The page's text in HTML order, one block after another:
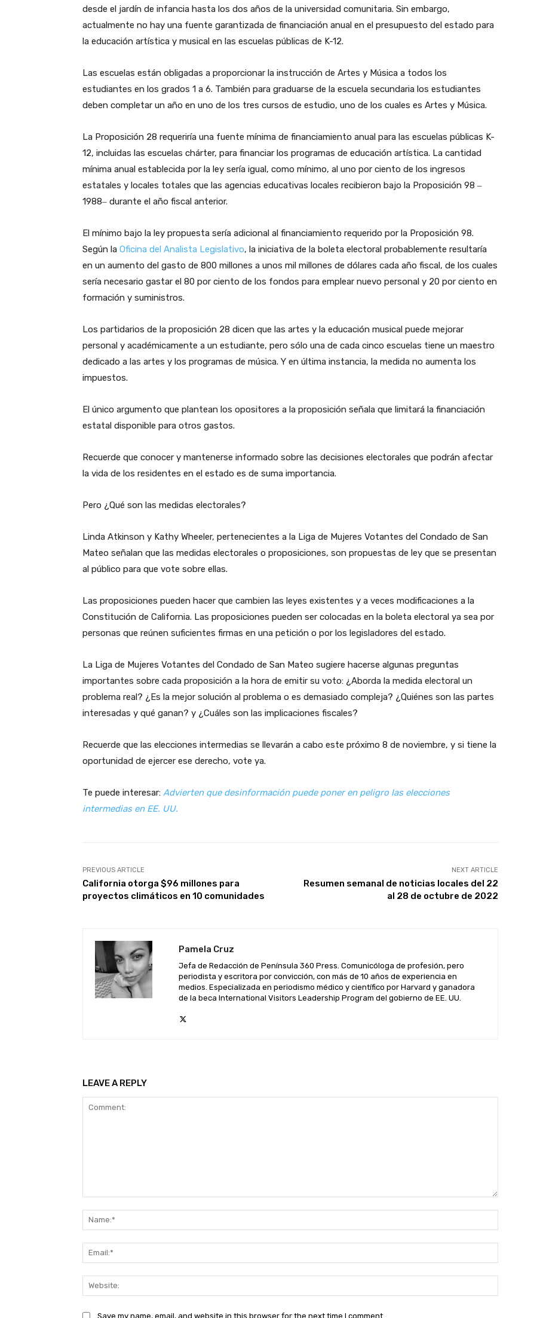
desde el jardín de infancia hasta los dos años de la universidad comunitaria. Sin embargo,
actualmente no hay una fuente garantizada de financiación anual en el presupuesto del estado para
la educación artística y musical en las escuelas públicas de K-12.
Las escuelas están obligadas a proporcionar la instrucción de Artes y Música a todos los
estudiantes en los grados 1 a 6. También para graduarse de la escuela secundaria los estudiantes
deben completar un año en uno de los tres cursos de estudio, uno de los cuales es Artes y Música.
La Proposición 28 requeriría una fuente mínima de financiamiento anual para las escuelas públicas K-
12, incluidas las escuelas chárter, para financiar los programas de educación artística. La cantidad
mínima anual establecida por la ley sería igual, como mínimo, al uno por ciento de los ingresos
estatales y locales totales que las agencias educativas locales recibieron bajo la Proposición 98 ‒
1988‒ durante el año fiscal anterior.
El mínimo bajo la ley propuesta sería adicional al financiamiento requerido por la Proposición 98.
Según la Oficina del Analista Legislativo, la iniciativa de la boleta electoral probablemente resultaría
en un aumento del gasto de 800 millones a unos mil millones de dólares cada año fiscal, de los cuales
sería necesario gastar el 80 por ciento de los fondos para emplear nuevo personal y 20 por ciento en
formación y suministros.
Los partidarios de la proposición 28 dicen que las artes y la educación musical puede mejorar
personal y académicamente a un estudiante, pero sólo una de cada cinco escuelas tiene un maestro
dedicado a las artes y los programas de música. Y en última instancia, la medida no aumenta los
impuestos.
El único argumento que plantean los opositores a la proposición señala que limitará la financiación
estatal disponible para otros gastos.
Recuerde que conocer y mantenerse informado sobre las decisiones electorales que podrán afectar
la vida de los residentes en el estado es de suma importancia.
Pero ¿Qué son las medidas electorales?
Linda Atkinson y Kathy Wheeler, pertenecientes a la Liga de Mujeres Votantes del Condado de San
Mateo señalan que las medidas electorales o proposiciones, son propuestas de ley que se presentan
al público para que vote sobre ellas.
Las proposiciones pueden hacer que cambien las leyes existentes y a veces modificaciones a la
Constitución de California. Las proposiciones pueden ser colocadas en la boleta electoral ya sea por
personas que reúnen suficientes firmas en una petición o por los legisladores del estado.
La Liga de Mujeres Votantes del Condado de San Mateo sugiere hacerse algunas preguntas
importantes sobre cada proposición a la hora de emitir su voto: ¿Aborda la medida electoral un
problema real? ¿Es la mejor solución al problema o es demasiado compleja? ¿Quiénes son las partes
interesadas y qué ganan? y ¿Cuáles son las implicaciones fiscales?
Recuerde que las elecciones intermedias se llevarán a cabo este próximo 8 de noviembre, y si tiene la
oportunidad de ejercer ese derecho, vote ya.
Te puede interesar: Advierten que desinformación puede poner en peligro las elecciones
intermedias en EE. UU.
PREVIOUS ARTICLE
California otorga $96 millones para
proyectos climáticos en 10 comunidades
NEXT ARTICLE
Resumen semanal de noticias locales del 22
al 28 de octubre de 2022
Pamela Cruz
Jefa de Redacción de Península 360 Press. Comunicóloga de profesión, pero
periodista y escritora por convicción, con más de 10 años de experiencia en
medios. Especializada en periodismo médico y científico por Harvard y ganadora
de la beca International Visitors Leadership Program del gobierno de EE. UU.
LEAVE A REPLY
Save my name, email, and website in this browser for the next time I comment.